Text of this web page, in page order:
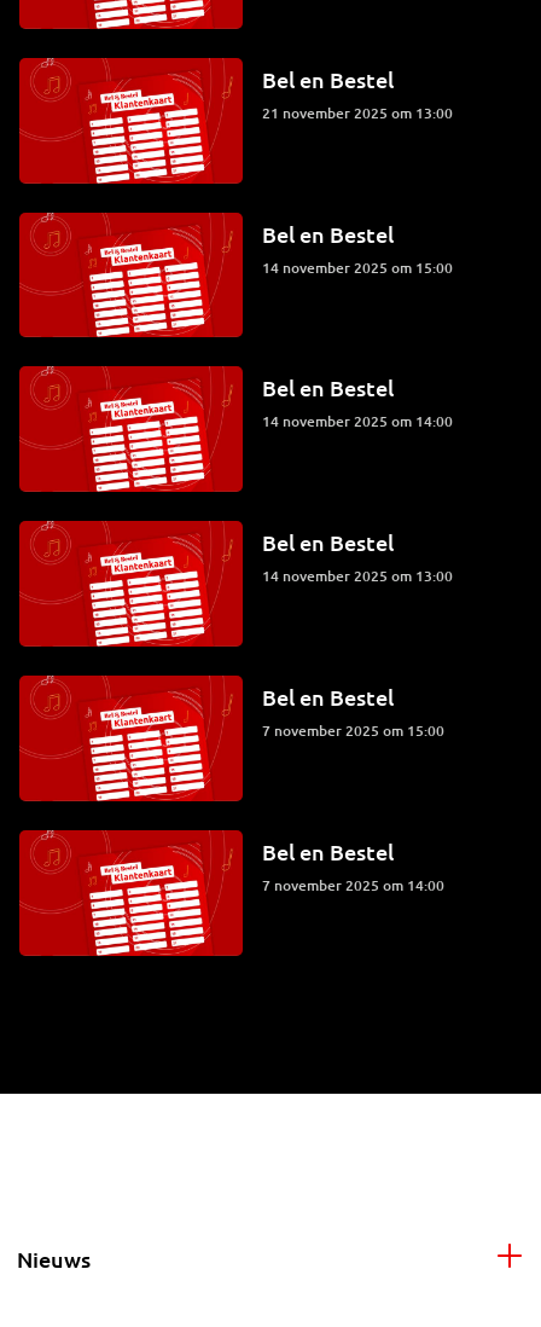
Bel en Bestel
21 november 2025 om 13:00
Bel en Bestel
14 november 2025 om 15:00
Bel en Bestel
14 november 2025 om 14:00
Bel en Bestel
14 november 2025 om 13:00
Bel en Bestel
7 november 2025 om 15:00
Bel en Bestel
7 november 2025 om 14:00
Nieuws